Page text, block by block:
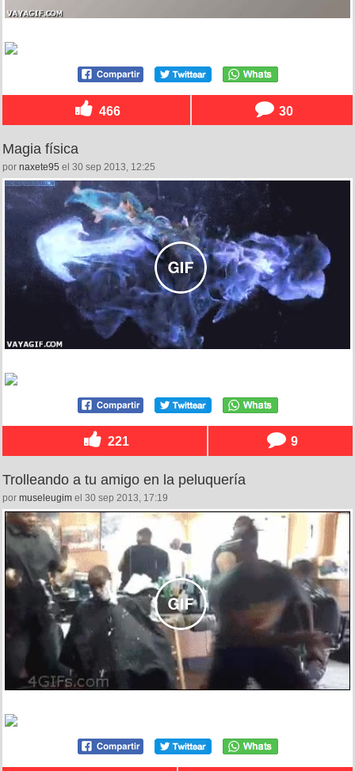
466 30
Magia física
por naxete95 el 30 sep 2013, 12:25
221 9
Trolleando a tu amigo en la peluquería
por museleugim el 30 sep 2013, 17:19